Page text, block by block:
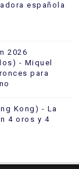
española
2026
- Miquel
para
Kong) - La
4 oros y 4